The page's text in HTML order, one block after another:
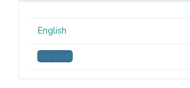
English
Español